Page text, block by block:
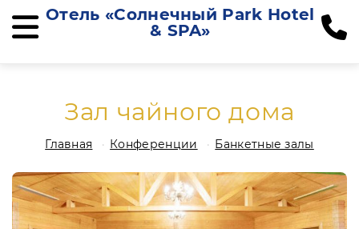
Отель «Солнечный Park Hotel
& SPA»
Зал чайного дома
Главная Конференции Банкетные залы